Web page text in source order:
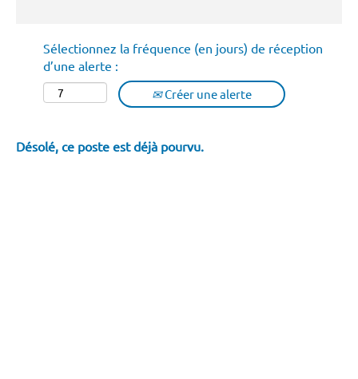
Sélectionnez la fréquence (en jours) de réception
d’une alerte :
Créer une alerte
Désolé, ce poste est déjà pourvu.